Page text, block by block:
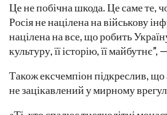
Це не побічна шкода. Це саме те,
Росія не націлена на військову
націлена на все, що робить
культуру, її історію, її
Також ексчемпіон підкреслив, що
не зацікавлений у мирному